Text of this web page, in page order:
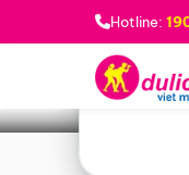
Hotline:
Bạn muốn